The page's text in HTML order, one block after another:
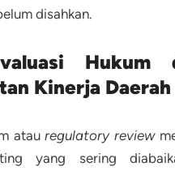
disahkan.
Hukum
Kinerja Daerah
atauregulatory review
yang sering